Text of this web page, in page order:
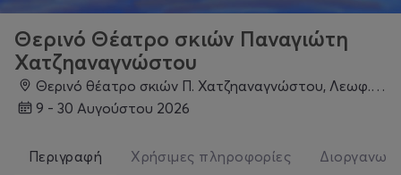
Θερινό Θέατρο σκιών Παναγιώτη
Χατζηαναγνώστου
Θερινό θέατρο σκιών Π. Χατζηαναγνώστου, Λεωφ. Ιπποκράτους 156, Παλούκια 189 00, Σαλαμίνα
9 - 30 Αυγούστου 2026
Περιγραφή Χρήσιμες πληροφορίες